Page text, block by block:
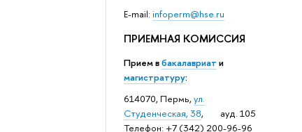
Е-mail: infoperm@hse.ru
ПРИЕМНАЯ КОМИССИЯ
Прием вбакалавриат и
магистратуру:
614070, Пермь,ул.
Студенческая, 38, ауд. 105
Телефон: +7 (342) 200-96-96